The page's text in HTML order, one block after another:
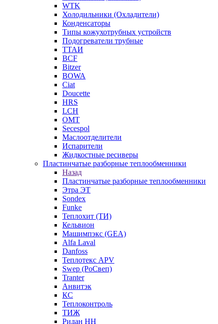
WTK
Холодильники (Охладители)
Конденсаторы
Типы кожухотрубных устройств
Подогреватели трубные
ТТАИ
BCF
Bitzer
BOWA
Ciat
Doucette
HRS
LCH
OMT
Secespol
Маслоотделители
Испарители
Жидкостные ресиверы
Пластинчатые разборные теплообменники
Назад
Пластинчатые разборные теплообменники
Этра ЭТ
Sondex
Funke
Теплохит (ТИ)
Кельвион
Машимпэкс (GEA)
Alfa Laval
Danfoss
Теплотекс APV
Swep (РоСвеп)
Tranter
Анвитэк
КС
Теплоконтроль
ТИЖ
Ридан НН